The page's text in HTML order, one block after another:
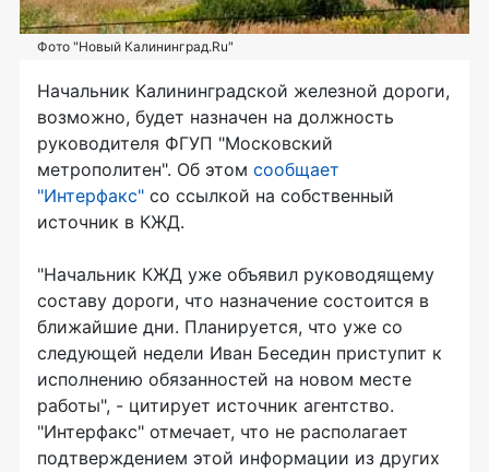
Фото "Новый Калининград.Ru"
Начальник Калининградской железной дороги,
возможно, будет назначен на должность
руководителя ФГУП "Московский
метрополитен". Об этом сообщает
"Интерфакс" со ссылкой на собственный
источник в КЖД.
"Начальник КЖД уже объявил руководящему
составу дороги, что назначение состоится в
ближайшие дни. Планируется, что уже со
следующей недели Иван Беседин приступит к
исполнению обязанностей на новом месте
работы", - цитирует источник агентство.
"Интерфакс" отмечает, что не располагает
подтверждением этой информации из других